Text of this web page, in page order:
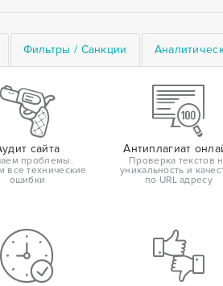
Фильтры / Санкции
сайта
проблемы.
все технические
ошибки
Антиплагиат
Проверка текстов
уникальность и
по URL адресу